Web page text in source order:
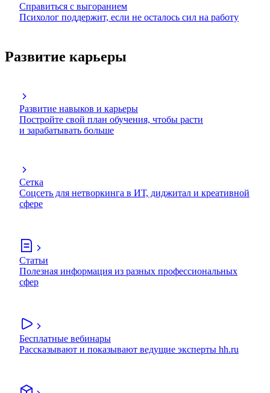
Справиться с выгоранием
Психолог поддержит, если не осталось сил на работу
Развитие карьеры
Развитие навыков и карьеры
Постройте свой план обучения, чтобы расти
и зарабатывать больше
Сетка
Соцсеть для нетворкинга в ИТ, диджитал и креативной
сфере
Статьи
Полезная информация из разных профессиональных
сфер
Бесплатные вебинары
Рассказывают и показывают ведущие эксперты hh.ru